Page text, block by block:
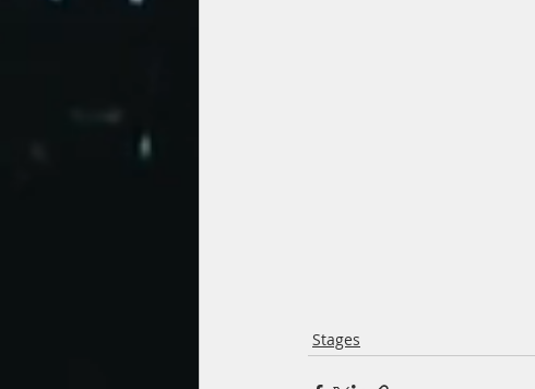
Stages